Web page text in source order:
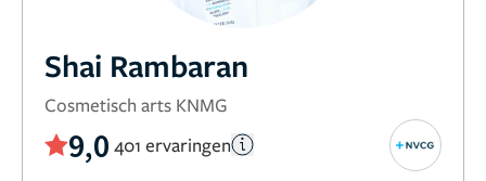
Shai Rambaran
Cosmetisch arts KNMG
9,0 401 ervaringen